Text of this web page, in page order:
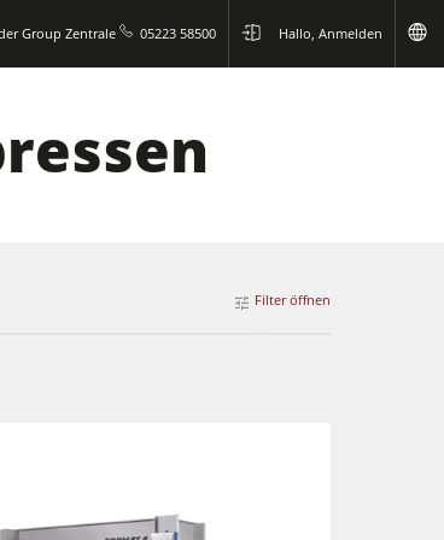
Group Zentrale 05223 58500 Hallo, Anmelden
Filter öffnen